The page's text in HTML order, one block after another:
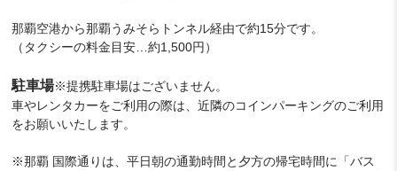
那覇空港から那覇うみそらトンネル経由で約15分です。
（タクシーの料金目安…約1,500円）
駐車場※提携駐車場はございません。
車やレンタカーをご利用の際は、近隣のコインパーキングのご利用
をお願いいたします。
※那覇 国際通りは、平日朝の通勤時間と夕方の帰宅時間に「バス